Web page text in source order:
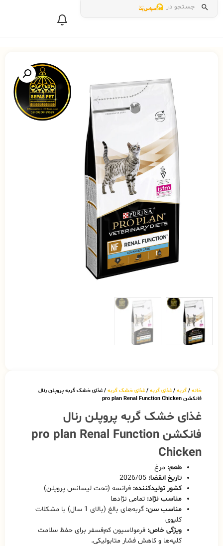
جستجو در
خانه / گربه /غذای گربه /غذای خشک گربه / غذای خشک گربه پروپلن رنال
فانکشن pro plan Renal Function Chicken
غذای خشک گربه پروپلن رنال
فانکشن pro plan Renal Function
Chicken
طعم: مرغ
تاریخ انقضا:
کشور تولیدکننده: فرانسه (تحت لیسانس پروپلن)
مناسب نژاد: تمامی نژادها
مناسب سن:
گربه‌های بالغ (بالای 1 سال) با مشکلات
کلیوی
ویژگی خاص: فرمولاسیون کم‌فسفر برای حفظ سلامت
کلیه‌ها و کاهش فشار متابولیکی.